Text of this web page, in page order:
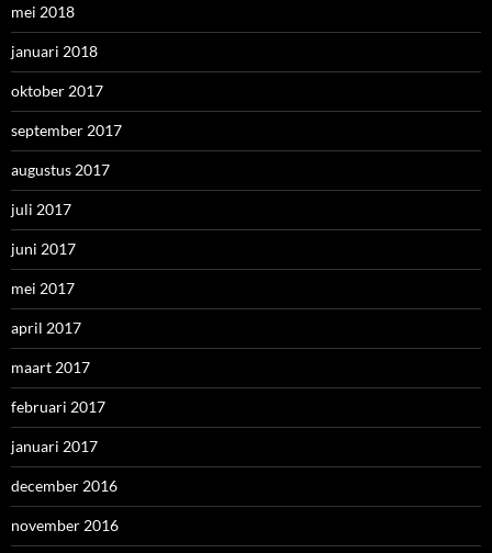
mei 2018
januari 2018
oktober 2017
september 2017
augustus 2017
juli 2017
juni 2017
mei 2017
april 2017
maart 2017
februari 2017
januari 2017
december 2016
november 2016